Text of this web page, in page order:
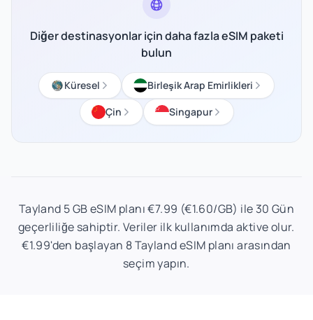
Diğer destinasyonlar için daha fazla eSIM paketi
bulun
Küresel
Birleşik Arap Emirlikleri
Çin
Singapur
Tayland 5 GB eSIM planı €7.99 (€1.60/GB) ile 30 Gün
geçerliliğe sahiptir. Veriler ilk kullanımda aktive olur.
€1.99'den başlayan 8 Tayland eSIM planı arasından
seçim yapın.